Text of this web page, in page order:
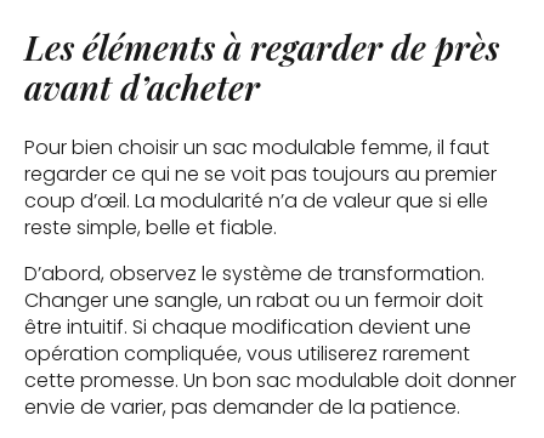
Les éléments à regarder de près
avant d’acheter
Pour bien choisir un sac modulable femme, il faut
regarder ce qui ne se voit pas toujours au premier
coup d’œil. La modularité n’a de valeur que si elle
reste simple, belle et fiable.
D’abord, observez le système de transformation.
Changer une sangle, un rabat ou un fermoir doit
être intuitif. Si chaque modification devient une
opération compliquée, vous utiliserez rarement
cette promesse. Un bon sac modulable doit donner
envie de varier, pas demander de la patience.